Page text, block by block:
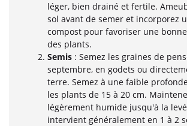
léger, bien drainé et fertile.
sol avant de semer et incorporez
compost pour favoriser une
des plants.
Semis : Semez les graines de
septembre, en godets ou
terre. Semez à une faible
les plants de 15 à 20 cm.
légèrement humide jusqu'à la
intervient généralement en 1 à 2